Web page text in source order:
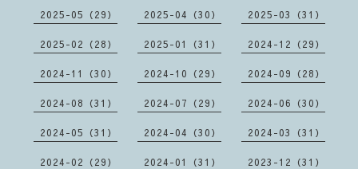
2025-05（29） 2025-04（30） 2025-03（31）
2025-02（28） 2025-01（31） 2024-12（29）
2024-11（30） 2024-10（29） 2024-09（28）
2024-08（31） 2024-07（29） 2024-06（30）
2024-05（31） 2024-04（30） 2024-03（31）
2024-02（29） 2024-01（31） 2023-12（31）